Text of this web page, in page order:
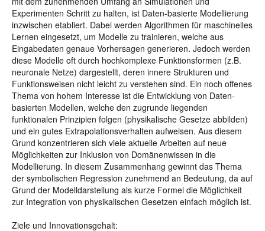
Experimenten Schritt zu halten, ist Daten-basierte Modellierung
inzwischen etabliert. Dabei werden Algorithmen für maschinelles
Lernen eingesetzt, um Modelle zu trainieren, welche aus
Eingabedaten genaue Vorhersagen generieren. Jedoch werden
diese Modelle oft durch hochkomplexe Funktionsformen (z.B.
neuronale Netze) dargestellt, deren innere Strukturen und
Funktionsweisen nicht leicht zu verstehen sind. Ein noch offenes
Thema von hohem Interesse ist die Entwicklung von Daten-
basierten Modellen, welche den zugrunde liegenden
funktionalen Prinzipien folgen (physikalische Gesetze abbilden)
und ein gutes Extrapolationsverhalten aufweisen. Aus diesem
Grund konzentrieren sich viele aktuelle Arbeiten auf neue
Möglichkeiten zur Inklusion von Domänenwissen in die
Modellierung. In diesem Zusammenhang gewinnt das Thema
der symbolischen Regression zunehmend an Bedeutung, da auf
Grund der Modelldarstellung als kurze Formel die Möglichkeit
zur Integration von physikalischen Gesetzen einfach möglich ist.
Ziele und Innovationsgehalt: